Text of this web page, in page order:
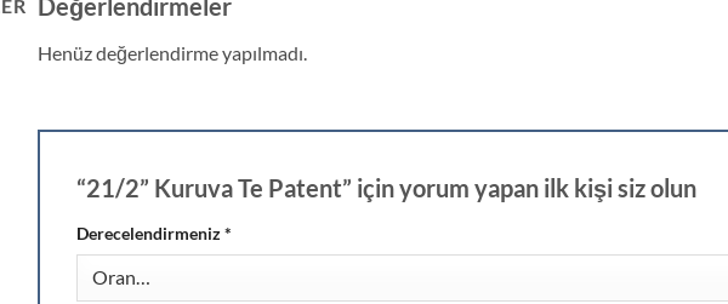
Değerlendirmeler
Henüz değerlendirme yapılmadı.
“21/2” Kuruva Te Patent” için yorum yapan ilk kişi siz olun
Derecelendirmeniz*